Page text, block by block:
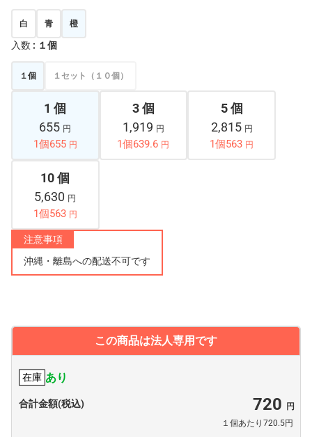
白 青 橙
入数 : １個
１個 １セット（１０個）
1 個
655 円
1個655 円
3 個
1,919 円
1個639.6 円
5 個
2,815 円
1個563 円
10 個
5,630 円
1個563 円
注意事項
沖縄・離島への配送不可です
この商品は法人専用です
在庫 あり
合計金額(税込) 720
１個あたり720.5円